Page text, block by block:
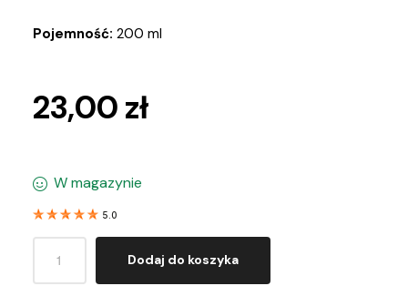
Pojemność: 200 ml
23,00zł
W magazynie
5.0
Dodaj do koszyka